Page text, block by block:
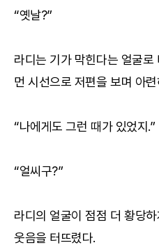
“옛날?”
라디는 기가 막힌다는 얼굴로
먼 시선으로 저편을 보며 아
“나에게도 그런 때가 있었지.”
“얼씨구?”
라디의 얼굴이 점점 더 황당
웃음을 터뜨렸다.